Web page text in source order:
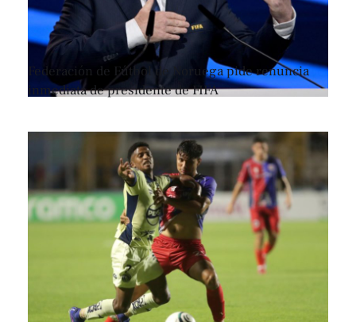
Federación de Fútbol de Noruega pide renuncia
inmediata de presidente de FIFA